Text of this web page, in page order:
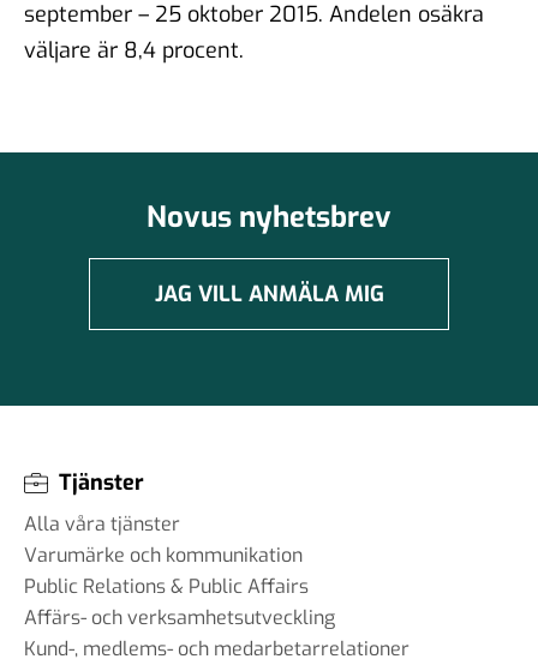
september – 25 oktober 2015. Andelen osäkra
väljare är 8,4 procent.
Novus nyhetsbrev
JAG VILL ANMÄLA MIG
Tjänster
Alla våra tjänster
Varumärke och kommunikation
Public Relations & Public Affairs
Affärs- och verksamhetsutveckling
Kund-, medlems- och medarbetarrelationer